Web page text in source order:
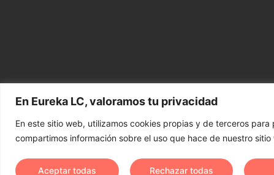
En Eureka LC, valoramos tu privacidad
En este sitio web, utilizamos cookies propias y de terceros
compartimos información sobre el uso que hace de nuestro
Aceptar todas Rechazar todas
Aviso
CHATEA